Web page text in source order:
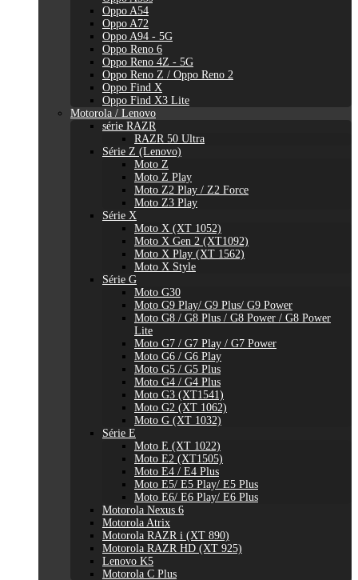
Oppo A54
Oppo A72
Oppo A94 - 5G
Oppo Reno 6
Oppo Reno 4Z - 5G
Oppo Reno Z / Oppo Reno 2
Oppo Find X
Oppo Find X3 Lite
Motorola / Lenovo
série RAZR
RAZR 50 Ultra
Série Z (Lenovo)
Moto Z
Moto Z Play
Moto Z2 Play / Z2 Force
Moto Z3 Play
Série X
Moto X (XT 1052)
Moto X Gen 2 (XT1092)
Moto X Play (XT 1562)
Moto X Style
Série G
Moto G30
Moto G9 Play/ G9 Plus/ G9 Power
Moto G8 / G8 Plus / G8 Power / G8 Power
Lite
Moto G7 / G7 Play / G7 Power
Moto G6 / G6 Play
Moto G5 / G5 Plus
Moto G4 / G4 Plus
Moto G3 (XT1541)
Moto G2 (XT 1062)
Moto G (XT 1032)
Série E
Moto E (XT 1022)
Moto E2 (XT1505)
Moto E4 / E4 Plus
Moto E5/ E5 Play/ E5 Plus
Moto E6/ E6 Play/ E6 Plus
Motorola Nexus 6
Motorola Atrix
Motorola RAZR i (XT 890)
Motorola RAZR HD (XT 925)
Lenovo K5
Motorola C Plus